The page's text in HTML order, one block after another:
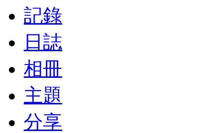
記錄
日誌
相冊
主題
分享